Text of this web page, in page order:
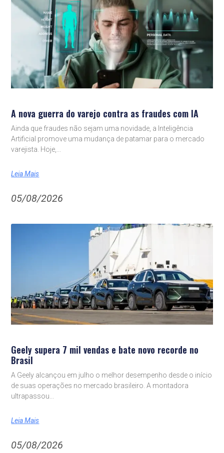
A nova guerra do varejo contra as fraudes com IA
Ainda que fraudes não sejam uma novidade, a Inteligência
Artificial promove uma mudança de patamar para o mercado
varejista. Hoje,
Leia Mais
05/08/2026
Geely supera 7 mil vendas e bate novo recorde no
Brasil
A Geely alcançou em julho o melhor desempenho desde o início
de suas operações no mercado brasileiro. A montadora
ultrapassou
Leia Mais
05/08/2026